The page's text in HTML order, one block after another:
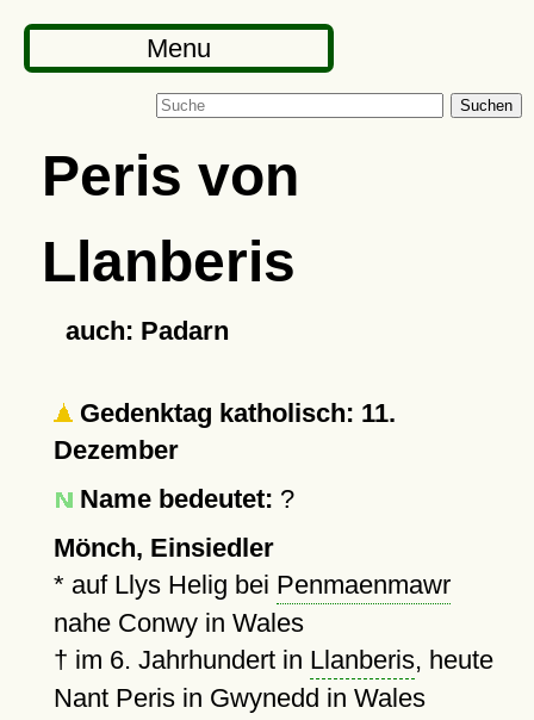
Menu
Suchen
Peris von
Llanberis
auch: Padarn
Gedenktag katholisch: 11.
Dezember
Name bedeutet: ?
Mönch, Einsiedler
* auf Llys Helig bei Penmaenmawr
nahe Conwy in Wales
† im 6. Jahrhundert in Llanberis, heute
Nant Peris in Gwynedd in Wales